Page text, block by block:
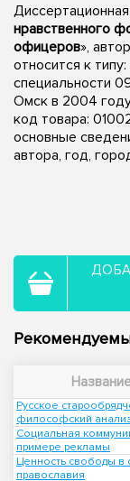
нравственного
офицеров»,
относится к
специальности
Омск в 2004
код товара:
основные
автора, год,
Русское
философский
Социальная
примере рекламы
Ценность свободы в
православия